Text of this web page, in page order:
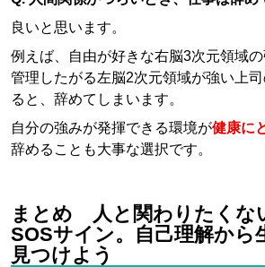
良いと思います。
例えば、自由が好きな右脳3次元領域の
管理したがる左脳2次元領域が強い上
ると、辞めてしまいます。
自分の強みが発揮できる環境が健康に
辞めることも大事な選択です。
まとめ 人と関わりたくな
SOSサイン。自己理解から
見つけよう